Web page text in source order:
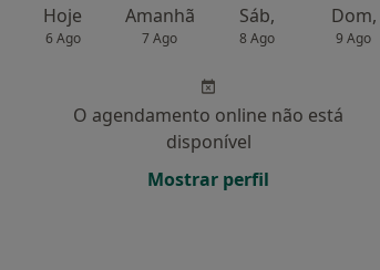
Hoje
6 Ago
Amanhã
7 Ago
Sáb,
8 Ago
Dom,
9 Ago
O agendamento online não está
disponível
Mostrar perfil